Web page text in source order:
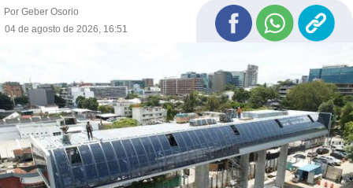
Por Geber Osorio
04 de agosto de 2026, 16:51